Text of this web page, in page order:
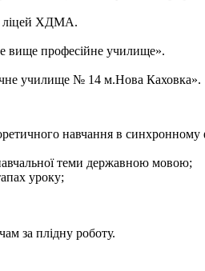
ліцей ХДМА.
вище професійне училище».
училище № 14 м.Нова Каховка».
навчання в синхронному
навчальної теми державною мовою;
уроку;
за плідну роботу.